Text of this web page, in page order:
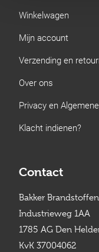
Winkelwagen
Mijn account
Verzending en
Over ons
Privacy en
Klacht indienen?
Contact
Bakker Brandstoffen
Industrieweg 1AA
1785 AG Den
KvK 37004062